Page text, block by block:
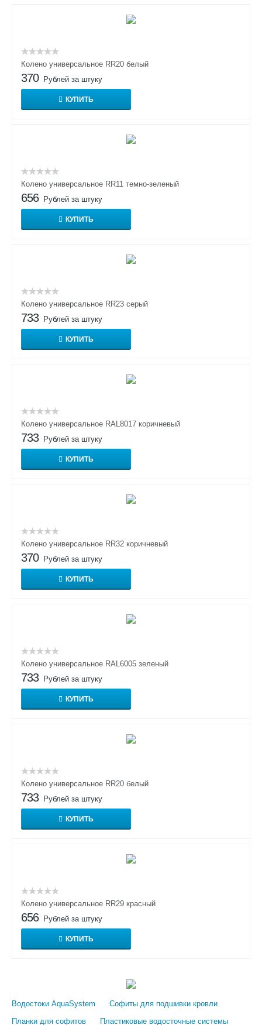
Колено универсальное RR20 белый
370 Рублей за штуку
КУПИТЬ
Колено универсальное RR11 темно-зеленый
656 Рублей за штуку
КУПИТЬ
Колено универсальное RR23 серый
733 Рублей за штуку
КУПИТЬ
Колено универсальное RAL8017 коричневый
733 Рублей за штуку
КУПИТЬ
Колено универсальное RR32 коричневый
370 Рублей за штуку
КУПИТЬ
Колено универсальное RAL6005 зеленый
733 Рублей за штуку
КУПИТЬ
Колено универсальное RR20 белый
733 Рублей за штуку
КУПИТЬ
Колено универсальное RR29 красный
656 Рублей за штуку
КУПИТЬ
Водостоки AquaSystem
Софиты для подшивки кровли
Планки для софитов
Пластиковые водосточные системы